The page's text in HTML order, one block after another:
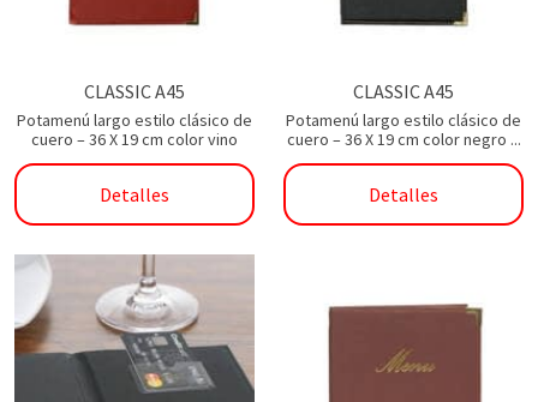
CLASSIC A45
Potamenú largo estilo clásico de
cuero – 36 X 19 cm color vino
Detalles
CLASSIC A45
Potamenú largo estilo clásico de
cuero – 36 X 19 cm color negro ...
Detalles